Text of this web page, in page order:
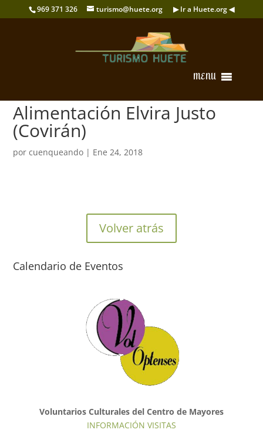
969 371 326 turismo@huete.org ▶ Ir a Huete.org ◀
MENU
Alimentación Elvira Justo
(Covirán)
porcuenqueando | Ene 24, 2018
Volver atrás
Calendario de Eventos
Voluntarios Culturales del Centro de Mayores
INFORMACIÓN VISITAS